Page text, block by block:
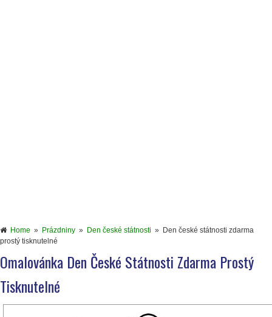
Home » Prázdniny » Den české státnosti » Den české státnosti zdarma
prostý tisknutelné
Omalovánka Den České Státnosti Zdarma Prostý
Tisknutelné